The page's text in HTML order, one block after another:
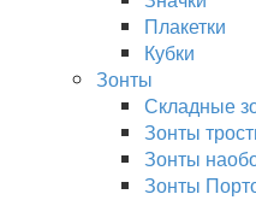
Плакетки
Кубки
Зонты
Складные
Зонты
Зонты
Зонты